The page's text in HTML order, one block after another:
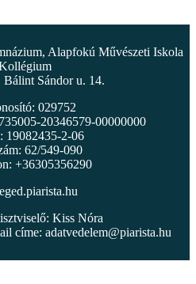
Alapfokú Művészeti Iskola
Bálint Sándor u. 14.
029752
20346579-00000000
19082435-2-06
62/549-090
+36305356290
Kiss Nóra
címe: adatvedelem@piarista.hu